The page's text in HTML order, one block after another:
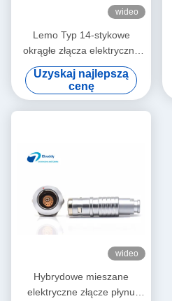
wideo
Lemo Typ 14-stykowe
okrągłe złącza elektryczne
Kabel Styk lutowany
XC22T14KH W
Uzyskaj najlepszą
cenę
wideo
Hybrydowe mieszane
elektryczne złącze płynu